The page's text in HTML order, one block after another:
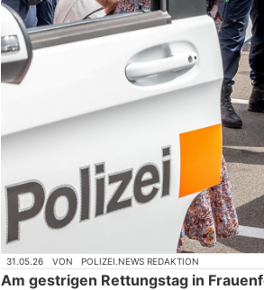
31.05.26 VON POLIZEI.NEWS REDAKTION
Am gestrigen Rettungstag in